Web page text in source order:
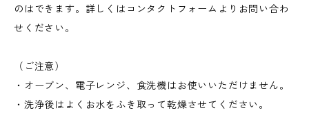
のはできます。詳しくはコンタクトフォームよりお問い合わ
せください。
（ご注意）
・オーブン、電子レンジ、食洗機はお使いいただけません。
・洗浄後はよくお水をふき取って乾燥させてください。